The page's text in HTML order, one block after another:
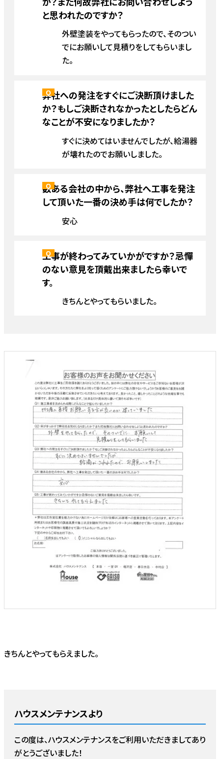
と思われたのですか？
外壁塗装をやってもらったので、そのつい
でにお願いして見積りをしてもらいまし
た。
弊社への発注をすぐにご決断頂けました
か？もしご決断されなかったとしたらどん
なことが不安になりましたか？
すぐに決めてはいませんでしたが、給湯器
が壊れたのでお願いしました。
数ある会社の中から、弊社へ工事を発注
して頂いた一番の決め手は何でしたか？
安心
工事が終わってみていかがですか？忌憚
のない意見を頂戴出来ましたら幸いで
す。
きちんとやってもらいました。
きちんとやってもらえました。
ハウスメンテナンスより
この度は、ハウスメンテナンスをご利用いただきましてあり
がとうございました！